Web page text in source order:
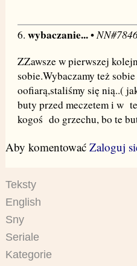
6. wybaczanie...•
ZZawsze w pierwszej
sobie.Wybaczamy też
oofiarą,staliśmy się nią..(
buty przed meczetem i w
kogoś do grzechu, bo te
Aby komentować Zaloguj
Teksty
English
Sny
Seriale
Kategorie